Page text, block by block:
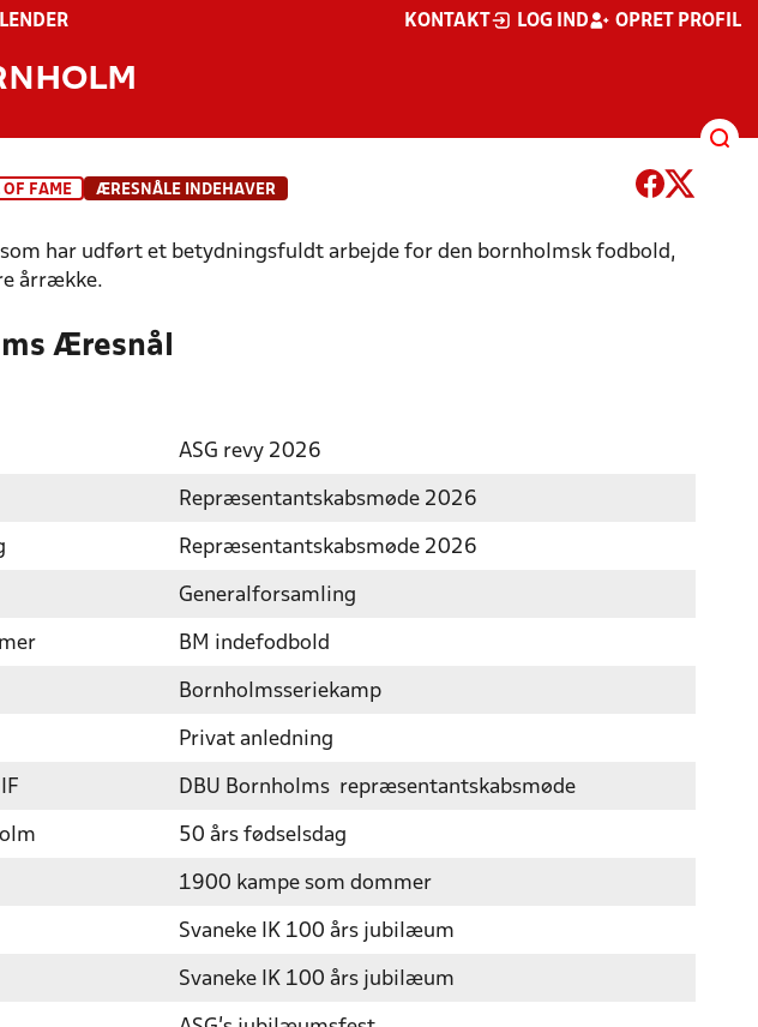
KONTAKT LOG IND OPRET PROFIL
OF FAME ÆRESNÅLE INDEHAVER
har udført et betydningsfuldt arbejde for den bornholmsk fodbold,
årrække.
Æresnål
ASG revy 2026
Repræsentantskabsmøde 2026
Repræsentantskabsmøde 2026
Generalforsamling
BM indefodbold
Bornholmsseriekamp
Privat anledning
DBU Bornholms repræsentantskabsmøde
50 års fødselsdag
1900 kampe som dommer
Svaneke IK 100 års jubilæum
Svaneke IK 100 års jubilæum